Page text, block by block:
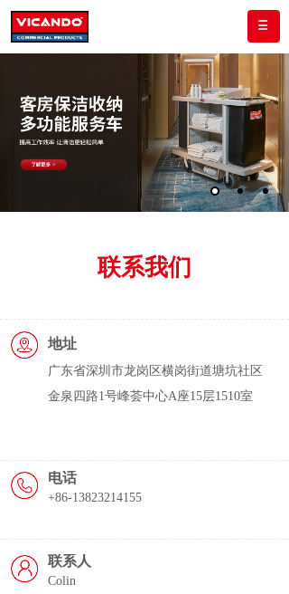
联系我们
地址
广东省深圳市龙岗区横岗街道塘坑社区
金泉四路1号峰荟中心A座15层1510室
电话
+86-13823214155
联系人
Colin